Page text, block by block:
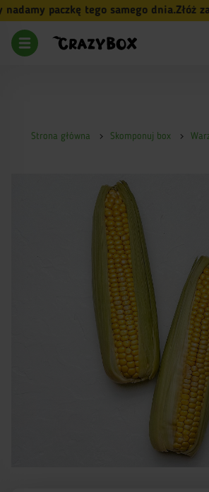
paczkę tego samego dnia.Złóż
Strona główna Skomponuj box